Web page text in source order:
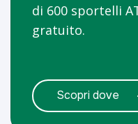
di 600 sportelli
gratuito.
Scopri dove